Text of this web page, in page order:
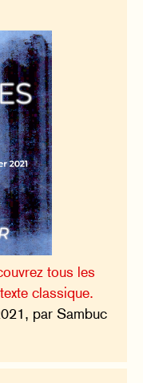
tous les
classique.
par Sambuc